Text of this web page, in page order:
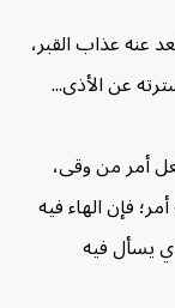
عذاب القبر،
عن الأذى...
من وقى،
فإن الهاء فيه
فيه